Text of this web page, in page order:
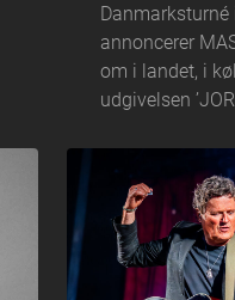
Danmarksturné
annoncerer
om i landet, i
udgivelsen